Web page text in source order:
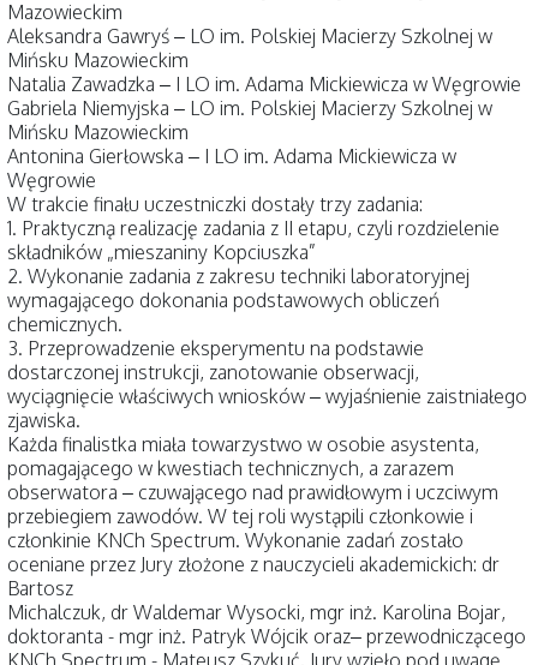
Mazowieckim
Aleksandra Gawryś – LO im. Polskiej Macierzy Szkolnej w
Mińsku Mazowieckim
Natalia Zawadzka – I LO im. Adama Mickiewicza w Węgrowie
Gabriela Niemyjska – LO im. Polskiej Macierzy Szkolnej w
Mińsku Mazowieckim
Antonina Gierłowska – I LO im. Adama Mickiewicza w
Węgrowie
W trakcie finału uczestniczki dostały trzy zadania:
1. Praktyczną realizację zadania z II etapu, czyli rozdzielenie
składników „mieszaniny Kopciuszka”
2. Wykonanie zadania z zakresu techniki laboratoryjnej
wymagającego dokonania podstawowych obliczeń
chemicznych.
3. Przeprowadzenie eksperymentu na podstawie
dostarczonej instrukcji, zanotowanie obserwacji,
wyciągnięcie właściwych wniosków – wyjaśnienie zaistniałego
zjawiska.
Każda finalistka miała towarzystwo w osobie asystenta,
pomagającego w kwestiach technicznych, a zarazem
obserwatora – czuwającego nad prawidłowym i uczciwym
przebiegiem zawodów. W tej roli wystąpili członkowie i
członkinie KNCh Spectrum. Wykonanie zadań zostało
oceniane przez Jury złożone z nauczycieli akademickich: dr
Bartosz
Michalczuk, dr Waldemar Wysocki, mgr inż. Karolina Bojar,
doktoranta - mgr inż. Patryk Wójcik oraz– przewodniczącego